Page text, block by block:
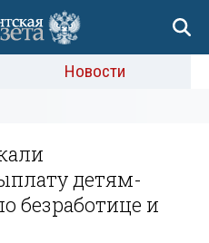
Новости
детям-
безработице и